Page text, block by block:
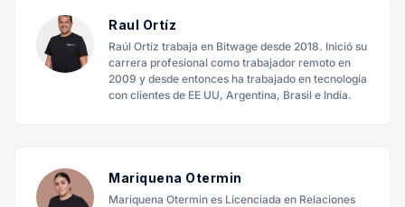
Raul Ortíz
Raúl Ortíz trabaja en Bitwage desde 2018. Inició su
carrera profesional como trabajador remoto en
2009 y desde entonces ha trabajado en tecnología
con clientes de EE UU, Argentina, Brasil e India.
Mariquena Otermin
Mariquena Otermin es Licenciada en Relaciones